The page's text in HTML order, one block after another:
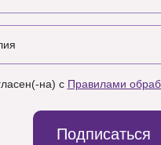
на) с Правилами
Подписаться